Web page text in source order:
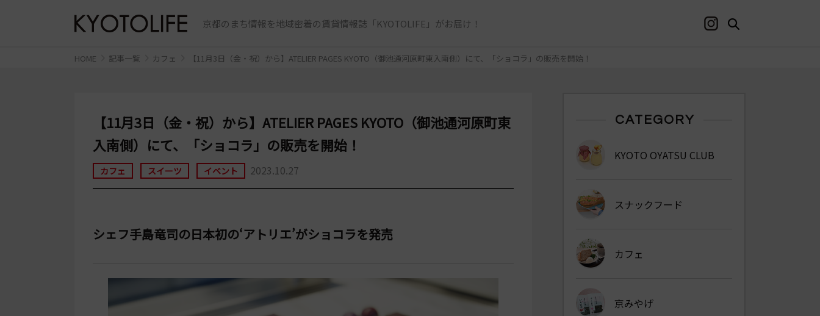
京都のまち情報を地域密着の賃貸情報誌「KYOTOLIFE」がお届け！
HOME 記事一覧 カフェ 【11月3日（金・祝）から】ATELIER PAGES KYOTO（御池通河原町東入南側）にて、「ショコラ」の販売を開始！
【11月3日（金・祝）から】ATELIER PAGES KYOTO（御池通河原町東
入南側）にて、「ショコラ」の販売を開始！
カフェ スイーツ イベント 2023.10.27
シェフ手島竜司の日本初の‘アトリエ’がショコラを発売
CATEGORY
KYOTO OYATSU CLUB
スナックフード
カフェ
京みやげ